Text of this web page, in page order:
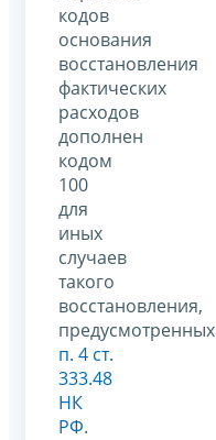
кодов
основания
восстановления
фактических
расходов
дополнен
кодом
100
для
иных
случаев
такого
восстановления,
предусмотренных
п. 4 ст.
333.48
НК
РФ.